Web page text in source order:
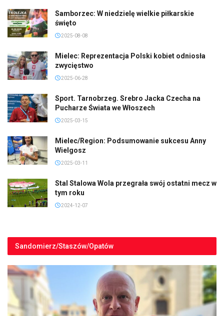
Samborzec: W niedzielę wielkie piłkarskie
święto
2025-08-08
Mielec: Reprezentacja Polski kobiet odniosła
zwycięstwo
2025-06-28
Sport. Tarnobrzeg. Srebro Jacka Czecha na
Pucharze Świata we Włoszech
2025-03-15
Mielec/Region: Podsumowanie sukcesu Anny
Wielgosz
2025-03-11
Stal Stalowa Wola przegrała swój ostatni mecz w
tym roku
2024-12-07
Sandomierz/Staszów/Opatów